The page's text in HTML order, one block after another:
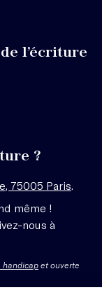
l’écriture
?
75005 Paris
même !
nous à
handicap et ouverte